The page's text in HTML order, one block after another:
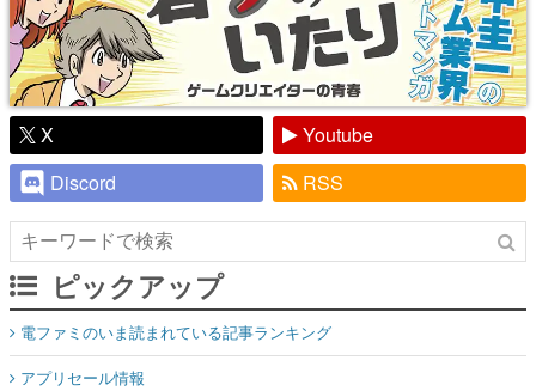
X
Youtube
Discord
RSS
ピックアップ
電ファミのいま読まれている記事ランキング
アプリセール情報